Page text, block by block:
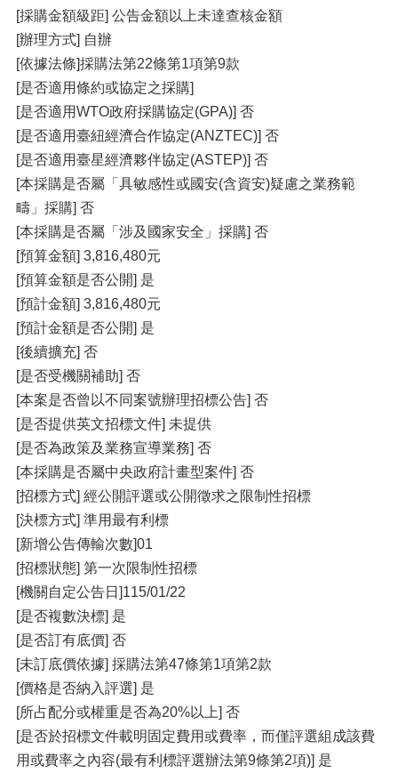
[採購金額級距] 公告金額以上未達查核金額
[辦理方式] 自辦
[依據法條]採購法第22條第1項第9款
[是否適用條約或協定之採購]
[是否適用WTO政府採購協定(GPA)] 否
[是否適用臺紐經濟合作協定(ANZTEC)] 否
[是否適用臺星經濟夥伴協定(ASTEP)] 否
[本採購是否屬「具敏感性或國安(含資安)疑慮之業務範
疇」採購] 否
[本採購是否屬「涉及國家安全」採購] 否
[預算金額] 3,816,480元
[預算金額是否公開] 是
[預計金額] 3,816,480元
[預計金額是否公開] 是
[後續擴充] 否
[是否受機關補助] 否
[本案是否曾以不同案號辦理招標公告] 否
[是否提供英文招標文件] 未提供
[是否為政策及業務宣導業務] 否
[本採購是否屬中央政府計畫型案件] 否
[招標方式] 經公開評選或公開徵求之限制性招標
[決標方式] 準用最有利標
[新增公告傳輸次數]01
[招標狀態] 第一次限制性招標
[機關自定公告日]115/01/22
[是否複數決標] 是
[是否訂有底價] 否
[未訂底價依據] 採購法第47條第1項第2款
[價格是否納入評選] 是
[所占配分或權重是否為20%以上] 否
[是否於招標文件載明固定費用或費率，而僅評選組成該費
用或費率之內容(最有利標評選辦法第9條第2項)] 是